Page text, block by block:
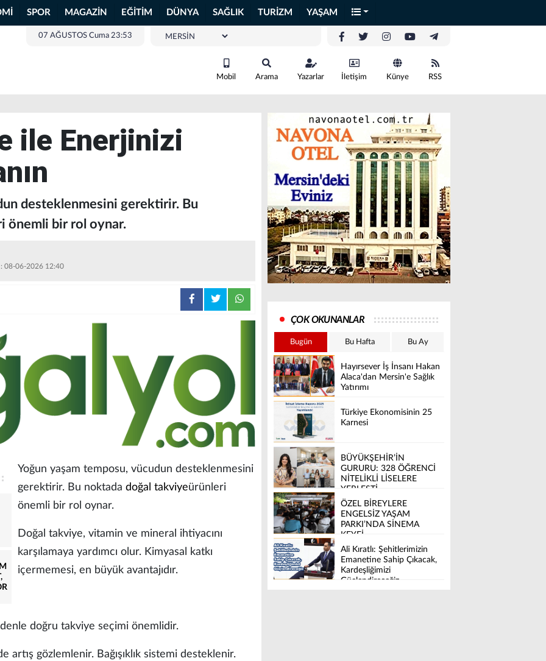
SPOR MAGAZİN EĞİTİM DÜNYA SAĞLIK TURİZM YAŞAM
07 AĞUSTOS Cuma 23:53
Mobil Arama Yazarlar İletişim Künye RSS
ile Enerjinizi
desteklenmesini gerektirir. Bu
önemli bir rol oynar.
08-06-2026 12:40
Yoğun yaşam temposu, vücudun desteklenmesini
gerektirir. Bu noktada doğal takviyeürünleri
önemli bir rol oynar.
Doğal takviye, vitamin ve mineral ihtiyacını
karşılamaya yardımcı olur. Kimyasal katkı
içermemesi, en büyük avantajıdır.
doğru takviye seçimi önemlidir.
artış gözlemlenir. Bağışıklık sistemi desteklenir.
ÇOK OKUNANLAR
Bugün Bu Hafta Bu Ay
Hayırsever İş İnsanı Hakan
Alaca'dan Mersin'e Sağlık
Yatırımı
Türkiye Ekonomisinin 25
Karnesi
BÜYÜKŞEHİR’İN
GURURU: 328 ÖĞRENCİ
NİTELİKLİ LİSELERE
YERLEŞTİ
ÖZEL BİREYLERE
ENGELSİZ YAŞAM
PARKI’NDA SİNEMA
KEYFİ
Ali Kıratlı: Şehitlerimizin
Emanetine Sahip Çıkacak,
Kardeşliğimizi
Güçlendireceğiz